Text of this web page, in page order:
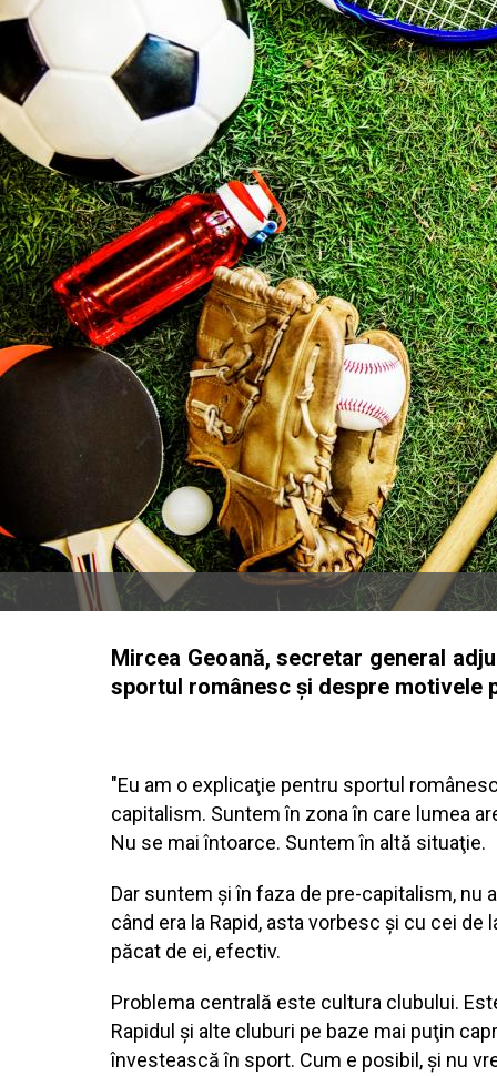
Mircea Geoană, secretar general
sportul românesc şi despre motivele
"Eu am o explicaţie pentru sportul
capitalism. Suntem în zona în care lumea
Nu se mai întoarce. Suntem în altă situaţie.
Dar suntem şi în faza de pre-capitalism, nu
când era la Rapid, asta vorbesc şi cu cei
păcat de ei, efectiv.
Problema centrală este cultura clubului.
Rapidul şi alte cluburi pe baze mai puţin
învestească în sport. Cum e posibil, şi nu